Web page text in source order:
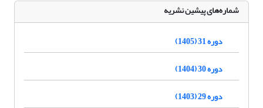
شماره‌های پیشین نشریه
دوره 31 (1405)
دوره 30 (1404)
دوره 29 (1403)